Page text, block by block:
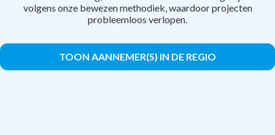
volgens onze bewezen methodiek, waardoor projecten
probleemloos verlopen.
TOON AANNEMER(S) IN DE REGIO